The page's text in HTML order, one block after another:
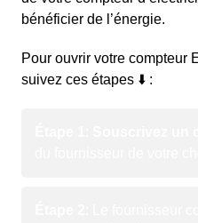
bénéficier de l’énergie.
Pour ouvrir votre compteur
suivez ces étapes ⬇️ :